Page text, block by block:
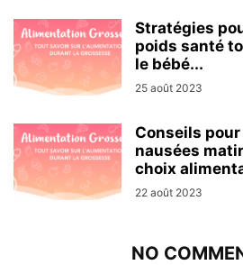
Stratégies
poids santé
le bébé...
25 août 2023
Conseils
nausées
choix
22 août 2023
NO